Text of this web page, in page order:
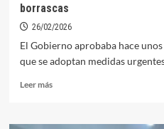
borrascas
26/02/2026
El Gobierno aprobaba hace
que se adoptan medidas
Leer másLeer
Vecinos